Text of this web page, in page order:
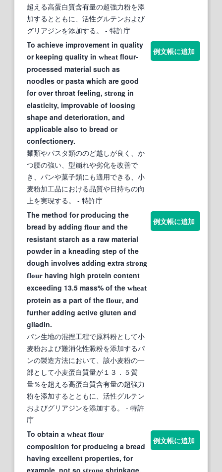
超える高蛋白質含有量の超強力粉を添
加するとともに、活性グルテンおよび
グリアジンを添加する。
- 特許庁
To achieve improvement in quality
or keeping quality in wheat flour-
processed material such as
noodles or pasta which are good
for over throat feeling, strong in
elasticity, improvable of loosing
shape and deterioration, and
applicable also to bread or
confectionery.
麺類やパスタ類ののど越しが良く、か
つ腰の強い、型崩れや劣化を改善で
き、パンや菓子類にも適用できる、小
麦粉加工品における品質や日持ちの向
上を実現する。
- 特許庁
例文帳に追加
The method for producing the
bread by adding flour and the
resistant starch as a raw material
powder in a kneading step of the
dough involves adding extra strong
flour having high protein content
exceeding 13.5 mass% of the wheat
protein as a part of the flour, and
further adding active gluten and
gliadin.
パン生地の混捏工程で原料粉として小
麦粉および難消化性澱粉を添加するパ
ンの製造方法において、該小麦粉の一
部として小麦蛋白質量が１３．５質
量％を超える高蛋白質含有量の超強力
粉を添加するとともに、活性グルテン
およびグリアジンを添加する。
- 特許
庁
例文帳に追加
To obtain a wheat flour
composition for producing a bread
having excellent properties, for
example, not so strong shrinkage,
例文帳に追加